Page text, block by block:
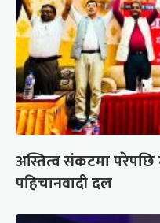
अस्तित्व संकटमा परेपछि
पहिचानवादी दल